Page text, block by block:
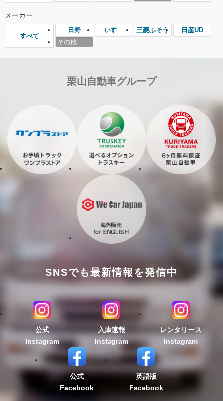
メーカー
すべて
日野 いすゞ 三菱ふそう
日産UD
その他
栗山自動車グループ
SNSでも最新情報を発信中
公式
Instagram
入庫速報
Instagram
レンタリース
Instagram
公式
Facebook
英語版
Facebook